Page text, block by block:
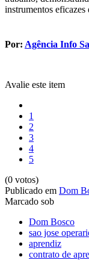
instrumentos
Por: Agência Info
Avalie este item
1
2
3
4
5
(0 votos)
Publicado em Dom
Marcado sob
Dom Bosco
sao jose
aprendiz
contrato de